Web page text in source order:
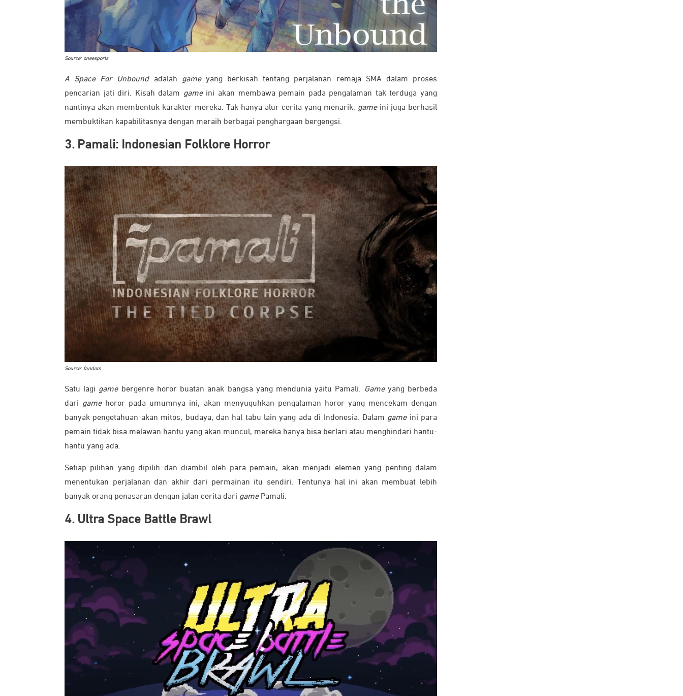
Source: oneesports
A Space For Unboundadalah gameyang berkisah tentang perjalanan remaja SMA dalam proses
pencarian jati diri. Kisah dalam game ini akan membawa pemain pada pengalaman tak terduga yang
nantinya akan membentuk karakter mereka. Tak hanya alur cerita yang menarik, gameini juga berhasil
membuktikan kapabilitasnya dengan meraih berbagai penghargaan bergengsi.
3. Pamali: Indonesian Folklore Horror
Source: fandom
Satu lagi gamebergenre horor buatan anak bangsa yang mendunia yaitu Pamali. Gameyang berbeda
dari gamehoror pada umumnya ini, akan menyuguhkan pengalaman horor yang mencekam dengan
banyak pengetahuan akan mitos, budaya, dan hal tabu lain yang ada di Indonesia. Dalam gameini para
pemain tidak bisa melawan hantu yang akan muncul, mereka hanya bisa berlari atau menghindari hantu-
hantu yang ada.
Setiap pilihan yang dipilih dan diambil oleh para pemain, akan menjadi elemen yang penting dalam
menentukan perjalanan dan akhir dari permainan itu sendiri. Tentunya hal ini akan membuat lebih
banyak orang penasaran dengan jalan cerita dari game Pamali.
4. Ultra Space Battle Brawl